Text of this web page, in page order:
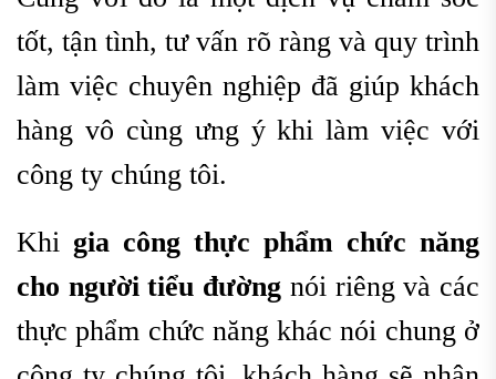
tốt, tận tình, tư vấn rõ ràng và quy trình
làm việc chuyên nghiệp đã giúp khách
hàng vô cùng ưng ý khi làm việc với
công ty chúng tôi.
Khi gia công thực phẩm chức năng
cho người tiểu đường nói riêng và các
thực phẩm chức năng khác nói chung ở